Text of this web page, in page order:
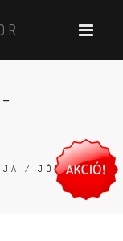
/ JÓNAK